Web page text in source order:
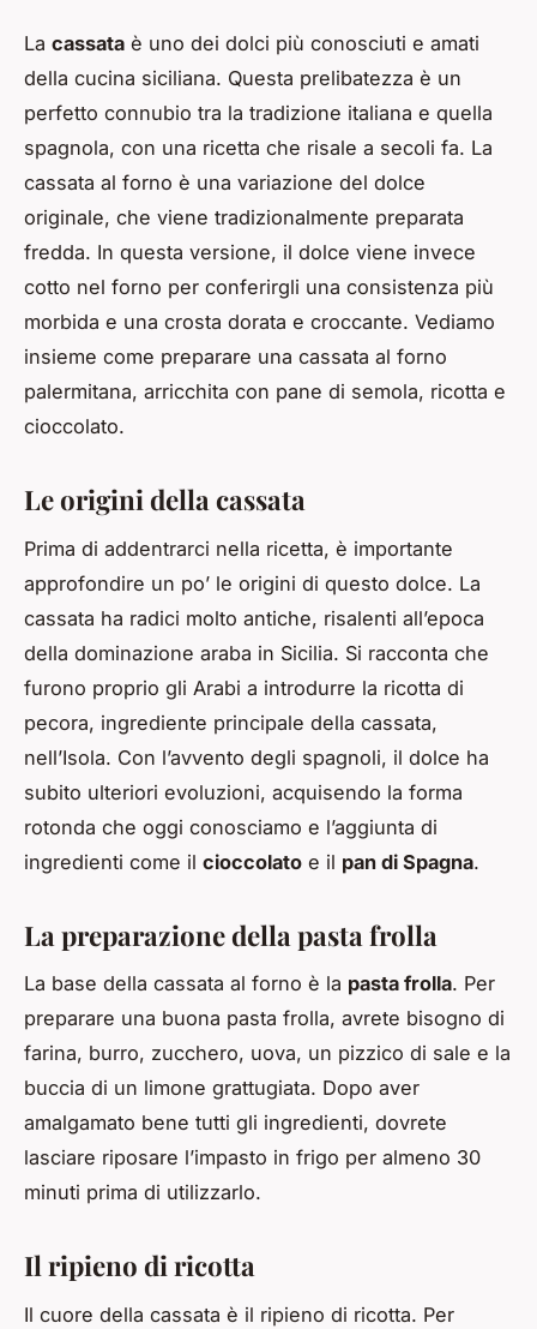
La cassata è uno dei dolci più conosciuti e amati
della cucina siciliana. Questa prelibatezza è un
perfetto connubio tra la tradizione italiana e quella
spagnola, con una ricetta che risale a secoli fa. La
cassata al forno è una variazione del dolce
originale, che viene tradizionalmente preparata
fredda. In questa versione, il dolce viene invece
cotto nel forno per conferirgli una consistenza più
morbida e una crosta dorata e croccante. Vediamo
insieme come preparare una cassata al forno
palermitana, arricchita con pane di semola, ricotta e
cioccolato.
Le origini della cassata
Prima di addentrarci nella ricetta, è importante
approfondire un po’ le origini di questo dolce. La
cassata ha radici molto antiche, risalenti all’epoca
della dominazione araba in Sicilia. Si racconta che
furono proprio gli Arabi a introdurre la ricotta di
pecora, ingrediente principale della cassata,
nell’Isola. Con l’avvento degli spagnoli, il dolce ha
subito ulteriori evoluzioni, acquisendo la forma
rotonda che oggi conosciamo e l’aggiunta di
ingredienti come il cioccolato e il pan di Spagna.
La preparazione della pasta frolla
La base della cassata al forno è la pasta frolla. Per
preparare una buona pasta frolla, avrete bisogno di
farina, burro, zucchero, uova, un pizzico di sale e la
buccia di un limone grattugiata. Dopo aver
amalgamato bene tutti gli ingredienti, dovrete
lasciare riposare l’impasto in frigo per almeno 30
minuti prima di utilizzarlo.
Il ripieno di ricotta
Il cuore della cassata è il ripieno di ricotta. Per